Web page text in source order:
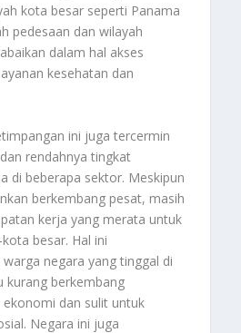
kota besar seperti Panama
pedesaan dan wilayah
dalam hal akses
kesehatan dan
ini juga tercermin
rendahnya tingkat
di beberapa sektor. Meskipun
berkembang pesat, masih
kerja yang merata untuk
besar. Hal ini
negara yang tinggal di
kurang berkembang
dan sulit untuk
Negara ini juga